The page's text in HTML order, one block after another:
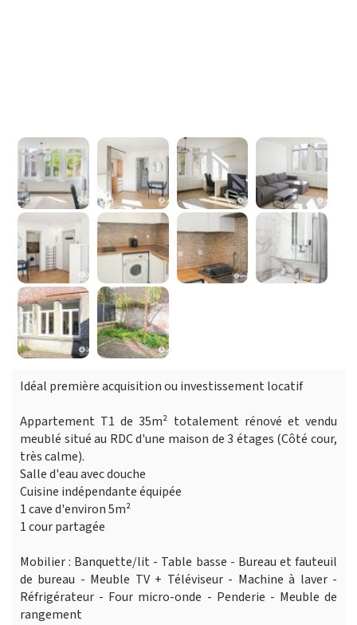
Idéal première acquisition ou investissement locatif
Appartement T1 de 35m² totalement rénové et vendu
meublé situé au RDC d'une maison de 3 étages (Côté cour,
très calme).
Salle d'eau avec douche
Cuisine indépendante équipée
1 cave d'environ 5m²
1 cour partagée
Mobilier : Banquette/lit - Table basse - Bureau et fauteuil
de bureau - Meuble TV + Téléviseur - Machine à laver -
Réfrigérateur - Four micro-onde - Penderie - Meuble de
rangement